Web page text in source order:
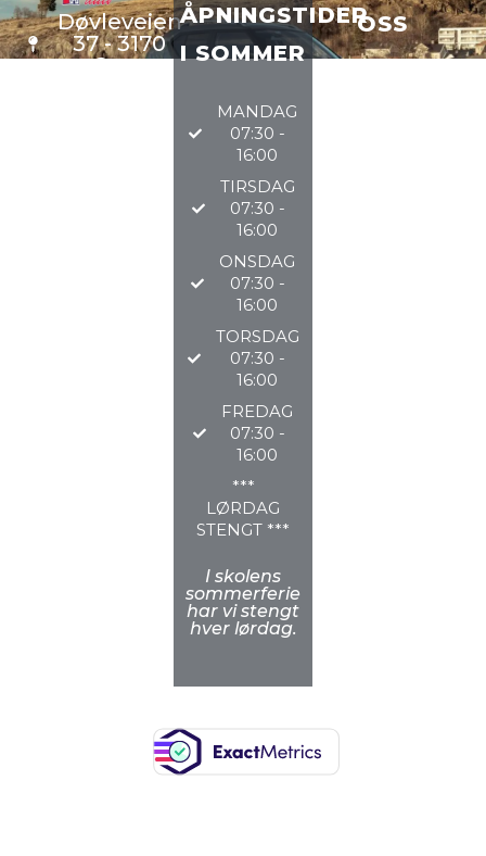
Døvleveien
37 - 3170
Sem
ÅPNINGSTIDER
I SOMMER
MANDAG
07:30 -
16:00
TIRSDAG
07:30 -
16:00
ONSDAG
07:30 -
16:00
TORSDAG
07:30 -
16:00
FREDAG
07:30 -
16:00
***
LØRDAG
STENGT ***
I skolens
sommerferie
har vi stengt
hver lørdag.
OSS